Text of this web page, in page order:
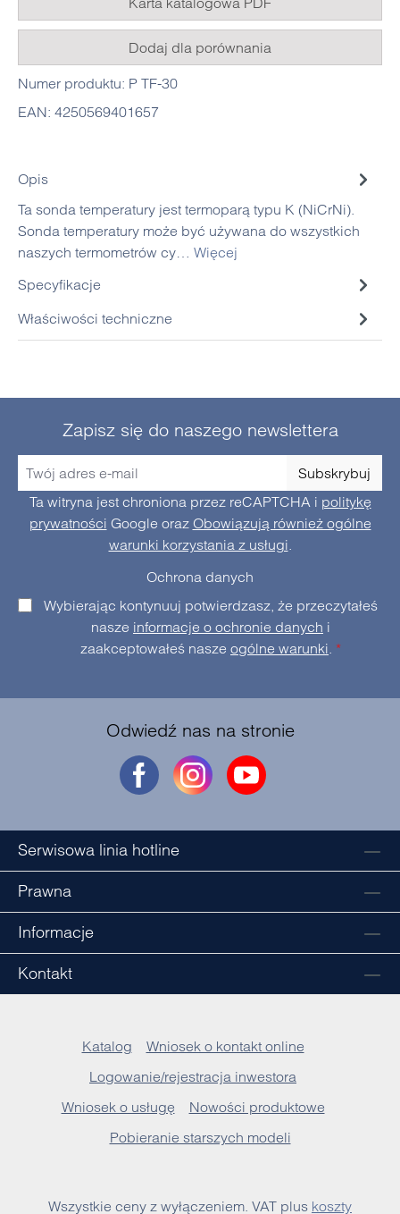
Dodaj dla porównania
Numer produktu: P TF-30
EAN: 4250569401657
Opis
Ta sonda temperatury jest termoparą typu K (NiCrNi).
Sonda temperatury może być używana do wszystkich
naszych termometrów cy… Więcej
Specyfikacje
Właściwości techniczne
Zapisz się do naszego newslettera
Subskrybuj
Ta witryna jest chroniona przez reCAPTCHA i politykę
prywatności Google oraz Obowiązują również ogólne
warunki korzystania z usługi.
Ochrona danych
Wybierając kontynuuj potwierdzasz, że przeczytałeś
nasze informacje o ochronie danych i
zaakceptowałeś nasze ogólne warunki. *
Odwiedź nas na stronie
Serwisowa linia hotline
Prawna
Informacje
Kontakt
Katalog
Wniosek o kontakt online
Logowanie/rejestracja inwestora
Wniosek o usługę
Nowości produktowe
Pobieranie starszych modeli
Wszystkie ceny z wyłączeniem. VAT plus koszty